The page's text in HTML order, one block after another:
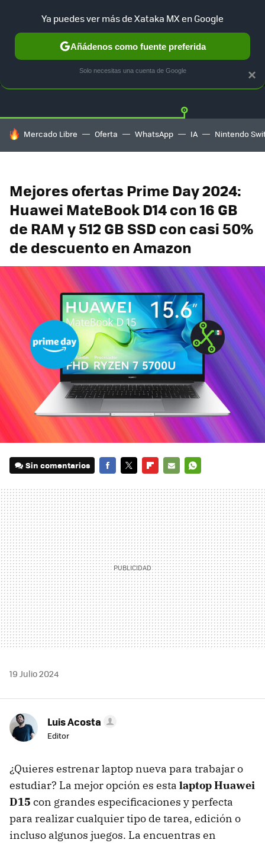
GUÍA DE COMPRAS MERCADO LIBRE
HOY SE HABLA DE
Mercado Libre Oferta WhatsApp IA Nintendo
Mejores ofertas Prime Day 2024:
Huawei MateBook D14 con 16 GB
de RAM y 512 GB SSD con casi 50%
de descuento en Amazon
Sin comentarios
MAIL
19 Julio 2024
Luis Acosta
Editor
¿Quieres estrenar laptop nueva para trabajar o
estudiar? La mejor opción es esta laptop Huawei
D15 con grandes especificaciones y perfecta
para realizar cualquier tipo de tarea, edición o
incluso algunos juegos. La encuentras en
×
Ya puedes ver más de Xataka MX en Google
Añádenos como fuente preferida
Solo necesitas una cuenta de Google